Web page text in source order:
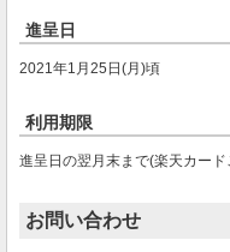
進呈日
2021年1月25日(月)頃
利用期限
進呈日の翌月末まで(楽天カー
お問い合わせ